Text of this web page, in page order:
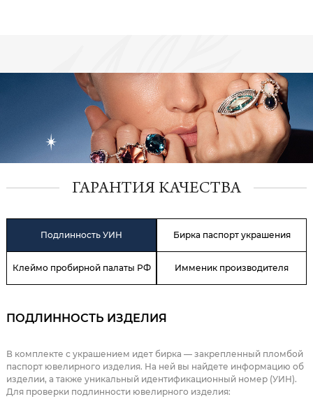
ГАРАНТИЯ КАЧЕСТВА
Подлинность УИН Бирка паспорт украшения
Клеймо пробирной палаты РФ Имменик производителя
ПОДЛИННОСТЬ ИЗДЕЛИЯ
В комплекте с украшением идет бирка — закрепленный пломбой
паспорт ювелирного изделия. На ней вы найдете информацию об
изделии, а также уникальный идентификационный номер (УИН).
Для проверки подлинности ювелирного изделия: